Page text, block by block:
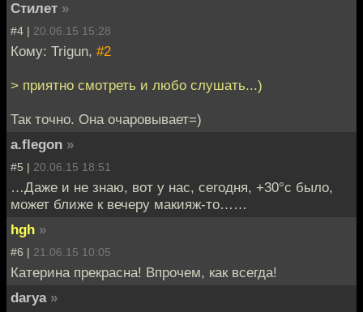
Стилет »
#4 | 20.06.15 15:28
Кому: Trigun, #2
> приятно смотреть и любо слушать...)
Так точно. Она очаровывает=)
a.flegon »
#5 | 20.06.15 18:51
…Даже и не знаю, вот у нас, сегодня, +30°с было,
может ближе к вечеру макияж-то……
hgh »
#6 | 21.06.15 10:05
Катерина прекрасна! Впрочем, как всегда!
darya »